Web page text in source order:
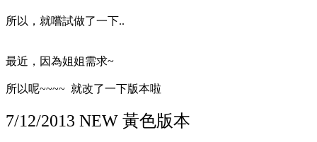
所以，就嚐試做了一下..
最近，因為姐姐需求~
所以呢~~~~ 就改了一下版本啦
7/12/2013 NEW 黃色版本